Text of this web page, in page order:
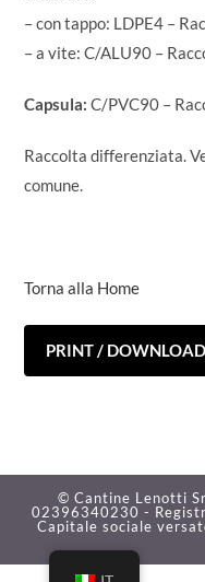
– con tappo: LDPE4 –
– a vite: C/ALU90 –
Capsula:C/PVC90 –
Raccolta differenziata.
comune.
Torna alla Home
PRINT /
© Cantine Lenotti
02396340230 -
Capitale sociale